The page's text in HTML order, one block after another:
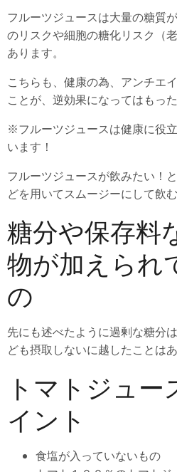
フルーツジュースは大量の糖質
のリスクや細胞の糖化リスク（
あります。
こちらも、健康の為、アンチエ
ことが、逆効果になってはもっ
※フルーツジュースは健康に役
います！
フルーツジュースが飲みたい！
どを用いてスムージーにして飲
糖分や保存料
物が加えられ
の
先にも述べたように過剰な糖分
ども摂取しないに越したことはあ
トマトジュー
イント
食塩が入っていないもの